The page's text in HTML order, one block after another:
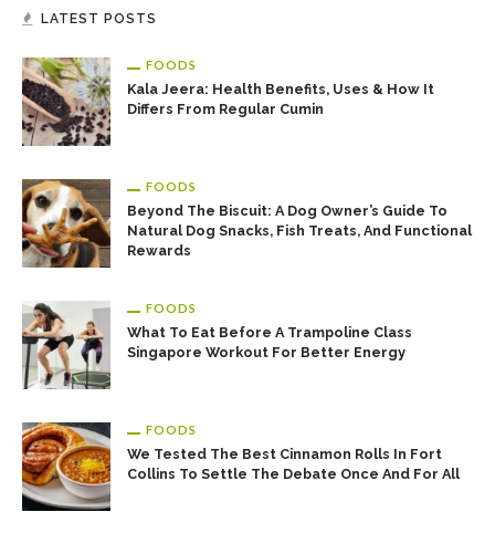
LATEST POSTS
FOODS
Kala Jeera: Health Benefits, Uses & How It
Differs From Regular Cumin
FOODS
Beyond The Biscuit: A Dog Owner’s Guide To
Natural Dog Snacks, Fish Treats, And Functional
Rewards
FOODS
What To Eat Before A Trampoline Class
Singapore Workout For Better Energy
FOODS
We Tested The Best Cinnamon Rolls In Fort
Collins To Settle The Debate Once And For All